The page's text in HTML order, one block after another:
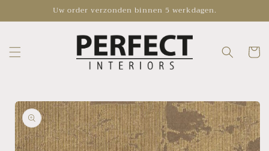
Uw order verzonden binnen 5 werkdagen.
Cart
Skip to
product
information